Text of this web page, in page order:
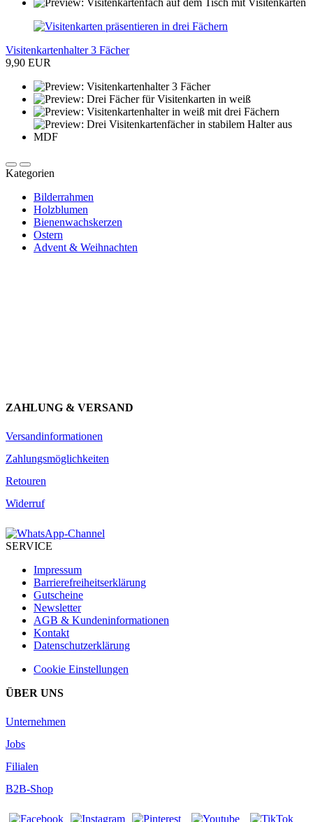
Visitenkartenhalter 3 Fächer
9,90 EUR
Kategorien
Bilderrahmen
Holzblumen
Bienenwachskerzen
Ostern
Advent & Weihnachten
ZAHLUNG & VERSAND
Versandinformationen
Zahlungsmöglichkeiten
Retouren
Widerruf
SERVICE
Impressum
Barrierefreiheitserklärung
Gutscheine
Newsletter
AGB & Kundeninformationen
Kontakt
Datenschutzerklärung
Cookie Einstellungen
ÜBER UNS
Unternehmen
Jobs
Filialen
B2B-Shop